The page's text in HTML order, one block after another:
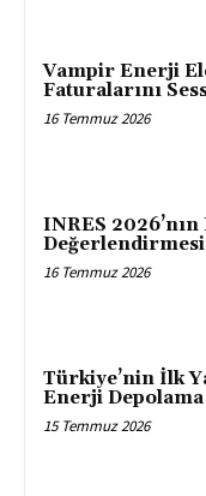
Vampir Enerji
Faturalarını
16 Temmuz 2026
INRES
Değerlendirmesi
16 Temmuz 2026
Türkiye’nin İlk
Enerji
15 Temmuz 2026